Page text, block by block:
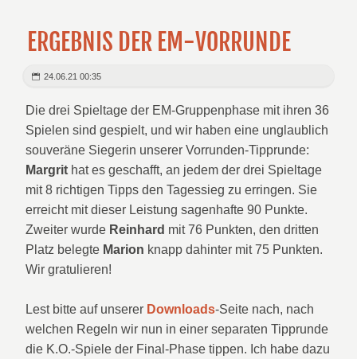
ERGEBNIS DER EM-VORRUNDE
24.06.21 00:35
Die drei Spieltage der EM-Gruppenphase mit ihren 36
Spielen sind gespielt, und wir haben eine unglaublich
souveräne Siegerin unserer Vorrunden-Tipprunde:
Margrit hat es geschafft, an jedem der drei Spieltage
mit 8 richtigen Tipps den Tagessieg zu erringen. Sie
erreicht mit dieser Leistung sagenhafte 90 Punkte.
Zweiter wurde Reinhard mit 76 Punkten, den dritten
Platz belegte Marion knapp dahinter mit 75 Punkten.
Wir gratulieren!
Lest bitte auf unserer Downloads-Seite nach, nach
welchen Regeln wir nun in einer separaten Tipprunde
die K.O.-Spiele der Final-Phase tippen. Ich habe dazu